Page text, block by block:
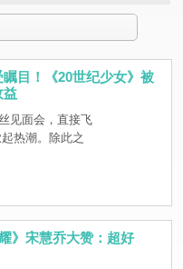
目！《20世纪少女》被
益
见面会，直接飞
热潮。除此之
》宋慧乔大赞：超好